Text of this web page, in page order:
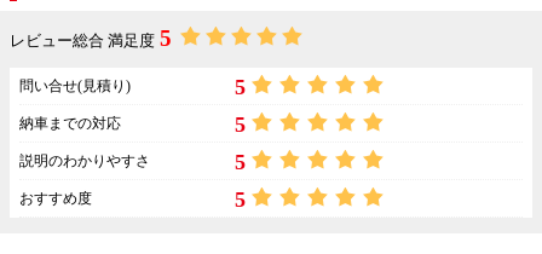
レビュー総合 満足度 5
問い合せ(見積り) 5
納車までの対応 5
説明のわかりやすさ 5
おすすめ度 5